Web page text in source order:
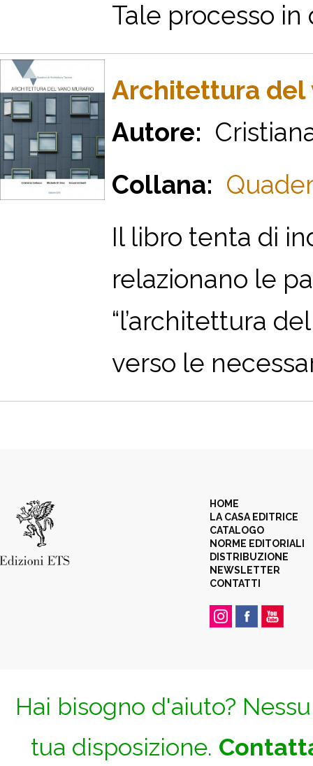
Tale processo in
Architettura del
Autore:
Collana:
Il libro tenta di
relazionano le
“l’architettura
verso le
HOME
LA CASA EDITRICE
CATALOGO
NORME EDITORIALI
DISTRIBUZIONE
NEWSLETTER
CONTATTI
Hai bisogno d'aiuto?
tua disposizione.